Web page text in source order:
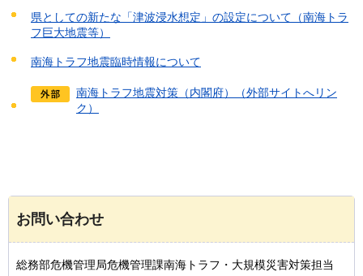
県としての新たな「津波浸水想定」の設定について（南海トラ
フ巨大地震等）
南海トラフ地震臨時情報について
南海トラフ地震対策（内閣府）（外部サイトへリン
ク）
お問い合わせ
総務部危機管理局危機管理課南海トラフ・大規模災害対策担当